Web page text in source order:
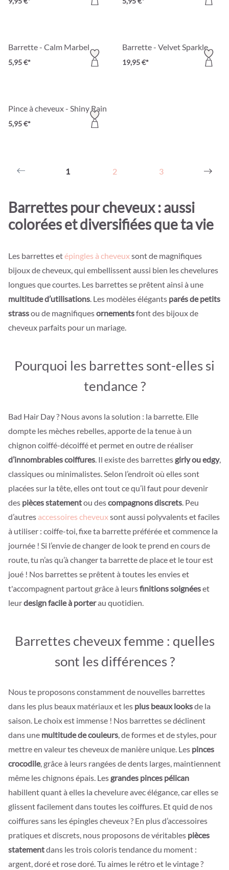
Barrette - Calm Marbel
5,95 €*
Barrette - Velvet Sparkle
19,95 €*
Pince à cheveux - Shiny Rainbow
5,95 €*
1 2 3
Barrettes pour cheveux : aussi
colorées et diversifiées que ta vie
Les barrettes etépingles à cheveuxsont de magnifiques
bijoux de cheveux, qui embellissent aussi bien les chevelures
longues que courtes. Les barrettes se prêtent ainsi à une
multitude d’utilisations. Les modèles élégants parés de petits
strassou de magnifiquesornementsfont des bijoux de
cheveux parfaits pour un mariage.
Pourquoi les barrettes sont-elles si
tendance ?
Bad Hair Day ? Nous avons la solution : la barrette. Elle
dompte les mèches rebelles, apporte de la tenue à un
chignon coiffé-décoiffé et permet en outre de réaliser
d’innombrables coiffures. Il existe des barrettes girly ou edgy,
classiques ou minimalistes. Selon l’endroit où elles sont
placées sur la tête, elles ont tout ce qu’il faut pour devenir
des pièces statementou descompagnons discrets. Peu
d’autres accessoires cheveuxsont aussi polyvalents et faciles
à utiliser : coiffe-toi, fixe ta barrette préférée et commence la
journée ! Si l’envie de changer de look te prend en cours de
route, tu n’as qu’à changer ta barrette de place et le tour est
joué ! Nos barrettes se prêtent à toutes les envies et
t'accompagnent partout grâce à leursfinitions soignéeset
leurdesign facile à porterau quotidien.
Barrettes cheveux femme : quelles
sont les différences ?
Nous te proposons constamment de nouvelles barrettes
dans les plus beaux matériaux et les plus beaux looksde la
saison. Le choix est immense ! Nos barrettes se déclinent
dans une multitude de couleurs, de formes et de styles, pour
mettre en valeur tes cheveux de manière unique. Les pinces
crocodile, grâce à leurs rangées de dents larges, maintiennent
même les chignons épais. Les grandes pinces pélican
habillent quant à elles la chevelure avec élégance, car elles se
glissent facilement dans toutes les coiffures. Et quid de nos
coiffures sans les épingles cheveux ? En plus d’accessoires
pratiques et discrets, nous proposons de véritables pièces
statementdans les trois coloris tendance du moment :
argent, doré et rose doré. Tu aimes le rétro et le vintage ?